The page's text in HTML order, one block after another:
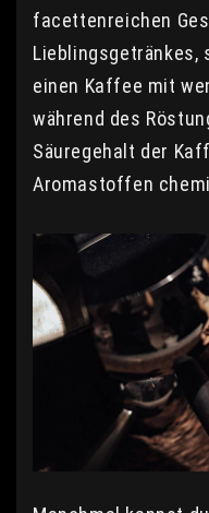
facettenreichen
Lieblingsgetränkes,
einen Kaffee mit
während des
Säuregehalt der
Aromastoffen